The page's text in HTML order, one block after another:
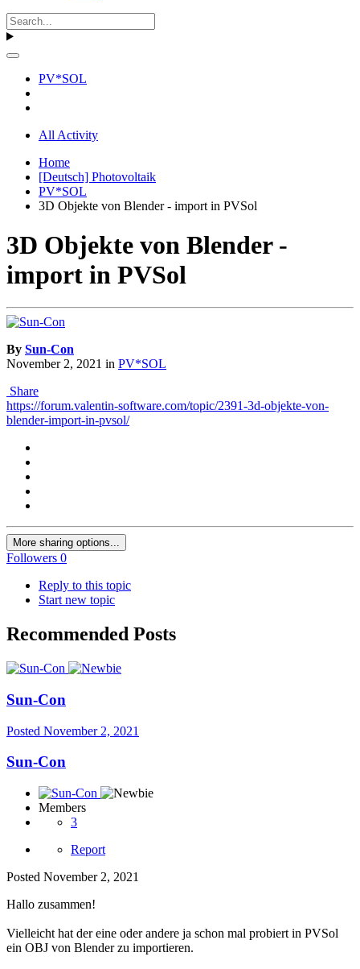
PV*SOL
All Activity
Home
[Deutsch] Photovoltaik
PV*SOL
3D Objekte von Blender - import in PVSol
3D Objekte von Blender -
import in PVSol
By Sun-Con
November 2, 2021 in PV*SOL
Share
https://forum.valentin-software.com/topic/2391-3d-objekte-von-
blender-import-in-pvsol/
More sharing options...
Followers 0
Reply to this topic
Start new topic
Recommended Posts
Sun-Con
Posted November 2, 2021
Sun-Con
Members
3
Report
Posted November 2, 2021
Hallo zusammen!
Vielleicht hat der eine oder andere ja schon mal probiert in PVSol
ein OBJ von Blender zu importieren.